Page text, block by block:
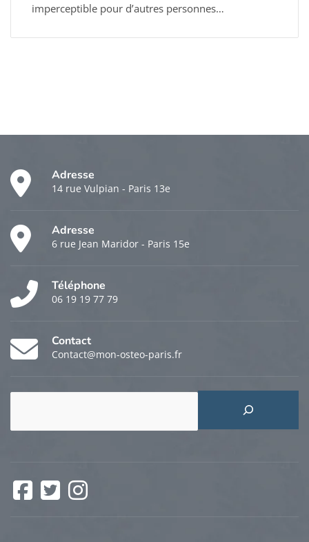
imperceptible pour d’autres personnes…
Adresse
14 rue Vulpian - Paris 13e
Adresse
6 rue Jean Maridor - Paris 15e
Téléphone
06 19 19 77 79
Contact
Contact@mon-osteo-paris.fr
Facebook